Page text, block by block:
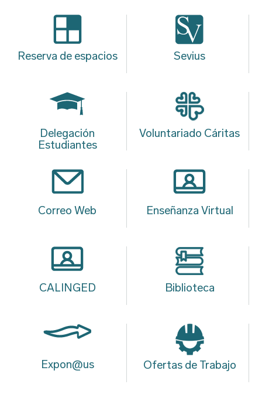
Reserva de espacios Sevius
Delegación
Estudiantes
Voluntariado Cáritas
Correo Web Enseñanza Virtual
CALINGED Biblioteca
Expon@us Ofertas de Trabajo